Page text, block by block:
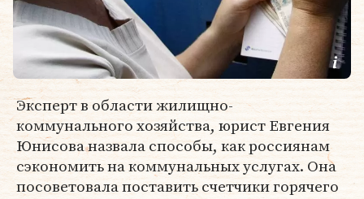
Эксперт в области жилищно-
коммунального хозяйства, юрист Евгения
Юнисова назвала способы, как россиянам
сэкономить на коммунальных услугах. Она
посоветовала поставить счетчики горячего